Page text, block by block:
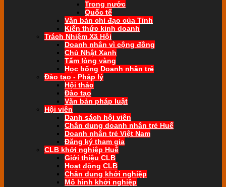
Trong nước
Quốc tế
Văn bản chỉ đạo của Tỉnh
Kiến thức kinh doanh
Trách Nhiệm Xã Hội
Doanh nhân vì cộng đồng
Chủ Nhật Xanh
Tấm lòng vàng
Học bổng Doanh nhân trẻ
Đào tạo - Pháp lý
Hội thảo
Đào tạo
Văn bản pháp luật
Hội viên
Danh sách hội viên
Chân dung doanh nhân trẻ Huế
Doanh nhân trẻ Việt Nam
Đăng ký tham gia
CLB khởi nghiệp Huế
Giới thiệu CLB
Hoạt động CLB
Chân dung khởi nghiệp
Mô hình khởi nghiệp